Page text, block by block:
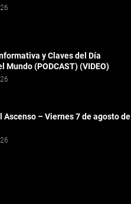
y Claves del Día
Mundo (PODCAST) (VIDEO)
Ascenso – Viernes 7 de agosto de